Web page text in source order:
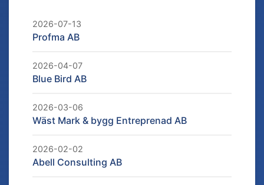
2026-07-13
Profma AB
2026-04-07
Blue Bird AB
2026-03-06
Wäst Mark & bygg Entreprenad AB
2026-02-02
Abell Consulting AB